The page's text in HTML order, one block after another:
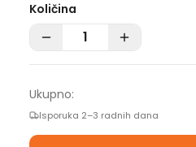
Količina
Ukupno:
Isporuka 2–3 radnih dana